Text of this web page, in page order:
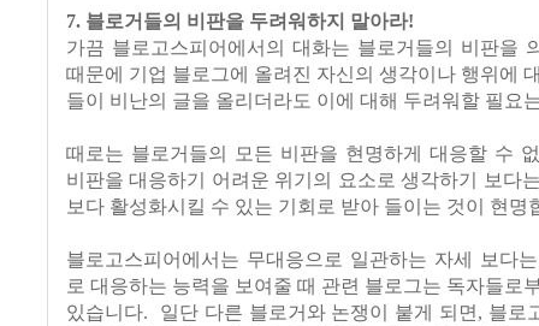
7. 블로거들의 비판을 두려워하지 말아라!
가끔 블로고스피어에서의 대화는 블로거들의 비판을
때문에 기업 블로그에 올려진 자신의 생각이나 행위에
들이 비난의 글을 올리더라도 이에 대해 두려워할 필요
때로는 블로거들의 모든 비판을 현명하게 대응할 수
비판을 대응하기 어려운 위기의 요소로 생각하기 보다
보다 활성화시킬 수 있는 기회로 받아 들이는 것이 현명
블로고스피어에서는 무대응으로 일관하는 자세 보다
로 대응하는 능력을 보여줄 때 관련 블로그는 독자들로
있습니다. 일단 다른 블로거와 논쟁이 붙게 되면, 블로